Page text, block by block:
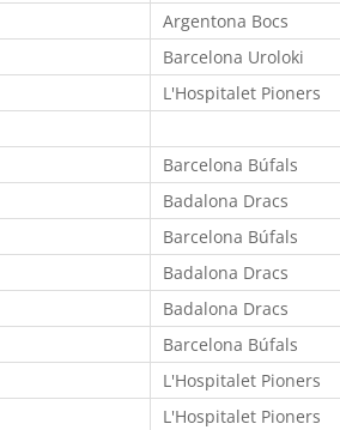
Argentona Bocs
Barcelona Uroloki
L'Hospitalet Pioners
Barcelona Búfals
Badalona Dracs
Barcelona Búfals
Badalona Dracs
Badalona Dracs
Barcelona Búfals
L'Hospitalet Pioners
L'Hospitalet Pioners